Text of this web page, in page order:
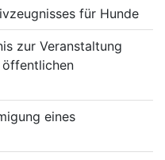
für Hunde
zur Veranstaltung
öffentlichen
eines